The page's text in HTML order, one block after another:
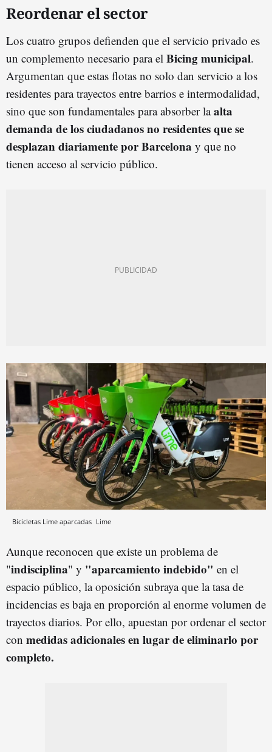
Reordenar el sector
Los cuatro grupos defienden que el servicio privado es
un complemento necesario para el Bicing municipal.
Argumentan que estas flotas no solo dan servicio a los
residentes para trayectos entre barrios e intermodalidad,
sino que son fundamentales para absorber laalta
demanda de los ciudadanos no residentes que se
desplazan diariamente por Barcelona y que no
tienen acceso al servicio público.
Bicicletas Lime aparcadas Lime
Aunque reconocen que existe un problema de
"indisciplina" y "aparcamiento indebido" en el
espacio público, la oposición subraya que la tasa de
incidencias es baja en proporción al enorme volumen de
trayectos diarios. Por ello, apuestan por ordenar el sector
con medidas adicionales en lugar de eliminarlo por
completo.